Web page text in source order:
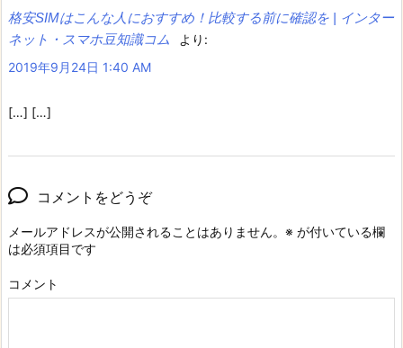
格安SIMはこんな人におすすめ！比較する前に確認を | インター
ネット・スマホ豆知識コム
より:
2019年9月24日 1:40 AM
[…] […]
コメントをどうぞ
メールアドレスが公開されることはありません。 ※ が付いている欄
は必須項目です
コメント